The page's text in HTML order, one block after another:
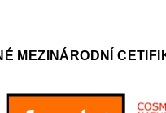
MEZINÁRODNÍ